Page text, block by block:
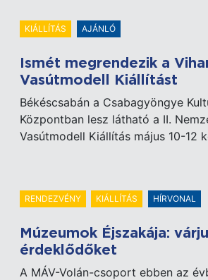
KIÁLLÍTÁS AJÁNLÓ
Ismét megrendezik a
Vasútmodell Kiállítást
Békéscsabán a Csabagyöngye
Központban lesz látható a II.
Vasútmodell Kiállítás május 10-12
RENDEZVÉNY KIÁLLÍTÁS HÍRVONAL
Múzeumok Éjszakája:
érdeklődőket
A MÁV-Volán-csoport ebben az